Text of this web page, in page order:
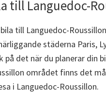
till Languedoc-
till Languedoc-
städerna Paris,
på det när du planerar din
området finns det
i Languedoc-Roussillon.